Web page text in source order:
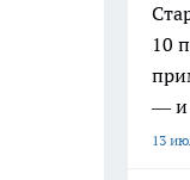
10
— и
13